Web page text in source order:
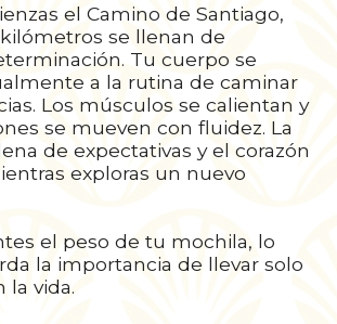
el Camino de Santiago,
se llenan de
Tu cuerpo se
a la rutina de caminar
Los músculos se calientan y
se mueven con fluidez. La
de expectativas y el corazón
exploras un nuevo
el peso de tu mochila, lo
la importancia de llevar solo
la vida.